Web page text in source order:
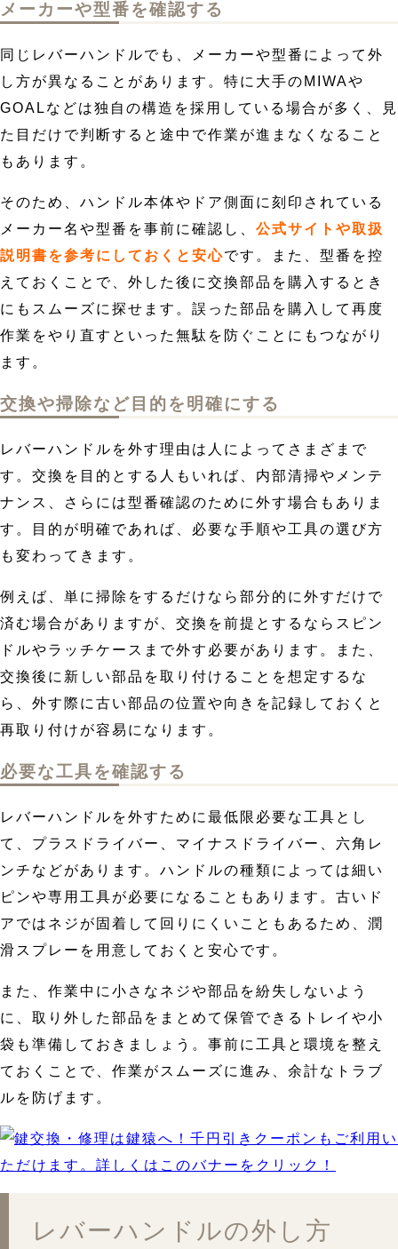
メーカーや型番を確認する
同じレバーハンドルでも、メーカーや型番によって外
し方が異なることがあります。特に大手のMIWAや
GOALなどは独自の構造を採用している場合が多く、見
た目だけで判断すると途中で作業が進まなくなること
もあります。
そのため、ハンドル本体やドア側面に刻印されている
メーカー名や型番を事前に確認し、 公式サイトや取扱
説明書を参考にしておくと安心です。また、型番を控
えておくことで、外した後に交換部品を購入するとき
にもスムーズに探せます。誤った部品を購入して再度
作業をやり直すといった無駄を防ぐことにもつながり
ます。
交換や掃除など目的を明確にする
レバーハンドルを外す理由は人によってさまざまで
す。交換を目的とする人もいれば、内部清掃やメンテ
ナンス、さらには型番確認のために外す場合もありま
す。目的が明確であれば、必要な手順や工具の選び方
も変わってきます。
例えば、単に掃除をするだけなら部分的に外すだけで
済む場合がありますが、交換を前提とするならスピン
ドルやラッチケースまで外す必要があります。また、
交換後に新しい部品を取り付けることを想定するな
ら、外す際に古い部品の位置や向きを記録しておくと
再取り付けが容易になります。
必要な工具を確認する
レバーハンドルを外すために最低限必要な工具とし
て、プラスドライバー、マイナスドライバー、六角レ
ンチなどがあります。ハンドルの種類によっては細い
ピンや専用工具が必要になることもあります。古いド
アではネジが固着して回りにくいこともあるため、潤
滑スプレーを用意しておくと安心です。
また、作業中に小さなネジや部品を紛失しないよう
に、取り外した部品をまとめて保管できるトレイや小
袋も準備しておきましょう。事前に工具と環境を整え
ておくことで、作業がスムーズに進み、余計なトラブ
ルを防げます。
レバーハンドルの外し方